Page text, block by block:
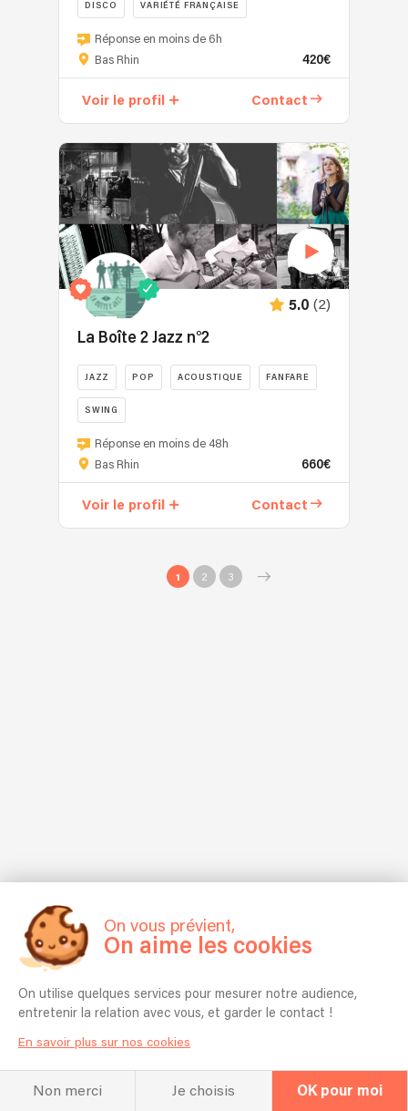
DISCO VARIÉTÉ FRANÇAISE
Réponse en moins de 6h
Bas Rhin
420€
Voir le profil Contact
5.0 (2)
La Boîte 2 Jazz n°2
JAZZ POP ACOUSTIQUE FANFARE
SWING
Réponse en moins de 48h
Bas Rhin
660€
Voir le profil Contact
1 2 3
On vous prévient,
On aime les cookies
On utilise quelques services pour mesurer notre audience,
entretenir la relation avec vous, et garder le contact !
En savoir plus sur nos cookies
Non merci Je choisis OK pour moi